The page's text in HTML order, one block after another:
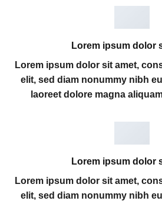
Lorem ipsum dolor
Lorem ipsum dolor sit amet,
elit, sed diam nonummy nibh
laoreet dolore magna
Lorem ipsum dolor
Lorem ipsum dolor sit amet,
elit, sed diam nonummy nibh